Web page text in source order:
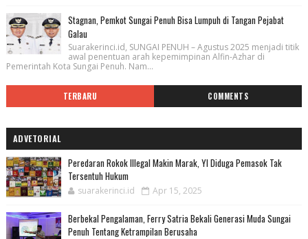
Stagnan, Pemkot Sungai Penuh Bisa Lumpuh di Tangan Pejabat
Galau
Suarakerinci.id, SUNGAI PENUH – Agustus 2025 menjadi titik
awal penentuan arah kepemimpinan Alfin-Azhar di
Pemerintah Kota Sungai Penuh. Nam...
TERBARU COMMENTS
ADVETORIAL
Peredaran Rokok Illegal Makin Marak, YI Diduga Pemasok Tak
Tersentuh Hukum
suarakerinci.id Apr 15, 2025
Berbekal Pengalaman, Ferry Satria Bekali Generasi Muda Sungai
Penuh Tentang Ketrampilan Berusaha